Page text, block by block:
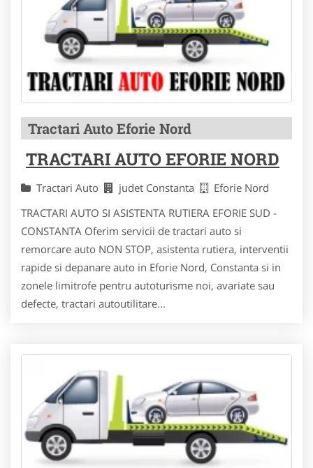
Tractari Auto Eforie Nord
TRACTARI AUTO EFORIE NORD
Tractari Auto judet Constanta
Eforie Nord
TRACTARI AUTO SI ASISTENTA RUTIERA EFORIE SUD -
CONSTANTA Oferim servicii de tractari auto si
remorcare auto NON STOP, asistenta rutiera, interventii
rapide si depanare auto in Eforie Nord, Constanta si in
zonele limitrofe pentru autoturisme noi, avariate sau
defecte, tractari autoutilitare...